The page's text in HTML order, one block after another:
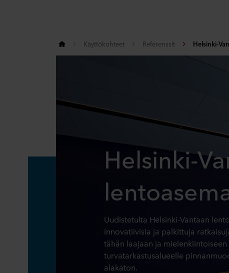
Käyttökohteet Referenssit Helsinki-
Helsinki-
Uudistetulta Helsinki-Vantaan
innovatiivisia ja palkittuja
tähän laajaan ja
turvatarkastusalueelle
alakaton.